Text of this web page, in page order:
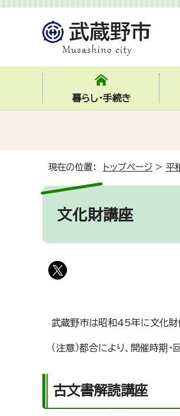
暮らし・手続き
現在の位置： トップページ > 平
文化財講座
武蔵野市は昭和45年に文化財
（注意）都合により、開催時期
古文書解読講座